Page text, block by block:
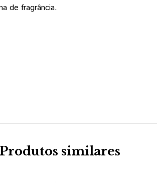
de fragrância.
Produtos similares